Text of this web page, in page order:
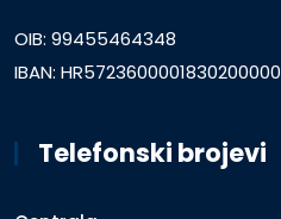
OIB: 99455464348
IBAN: HR5723600001830200000
Telefonski brojevi